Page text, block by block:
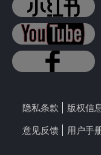
隐私条款 版权信
意见反馈 用户手